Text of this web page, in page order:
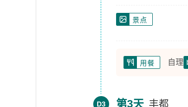
景点
用餐 自理
D3 第3天 丰都